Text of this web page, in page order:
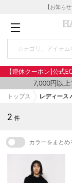
【お知ら
【連休クーポン|公式
7,000円以
トップス レディース
2 件
カラーをまとめ